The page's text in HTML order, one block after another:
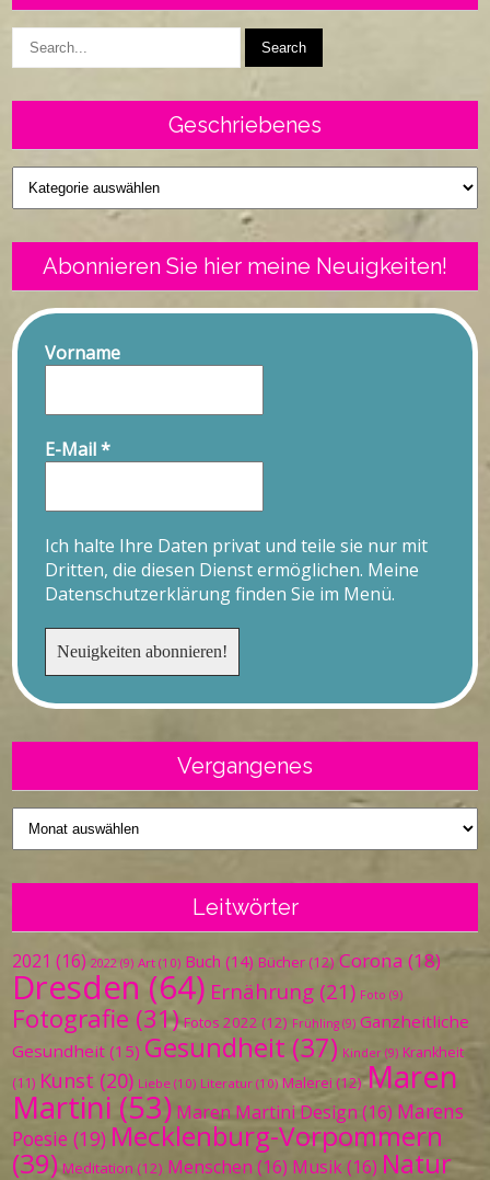
Geschriebenes
Geschriebenes
Abonnieren Sie hier meine Neuigkeiten!
Vorname
E-Mail*
Ich halte Ihre Daten privat und teile sie nur mit
Dritten, die diesen Dienst ermöglichen. Meine
Datenschutzerklärung finden Sie im Menü.
Vergangenes
Vergangenes
Leitwörter
2021 (16) 2022 (9) Art (10) Buch (14) Bücher (12) Corona (18)
Dresden (64) Ernährung (21) Foto (9)
Fotografie (31) Fotos 2022 (12) Frühling (9) Ganzheitliche
Gesundheit (15) Gesundheit (37) Kinder (9) Krankheit
(11) Kunst (20) Liebe (10) Literatur (10) Malerei (12) Maren
Martini (53) Maren Martini Design (16) Marens
Poesie (19) Mecklenburg-Vorpommern
(39) Meditation (12) Menschen (16) Musik(16) Natur